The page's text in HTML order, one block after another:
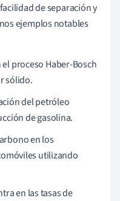
de separación y
ejemplos notables
proceso Haber-Bosch
sólido.
del petróleo
de gasolina.
en los
utilizando
en las tasas de